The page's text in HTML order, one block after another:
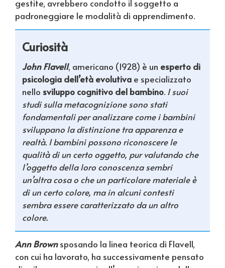
gestite, avrebbero condotto il soggetto a
padroneggiare le modalità di apprendimento.
Curiosità
John Flavell, americano (1928) è un esperto di
psicologia dell’età evolutiva e specializzato
nello sviluppo cognitivo del bambino. I suoi
studi sulla metacognizione sono stati
fondamentali per analizzare come i bambini
sviluppano la distinzione tra apparenza e
realtà. I bambini possono riconoscere le
qualità di un certo oggetto, pur valutando che
l’oggetto della loro conoscenza sembri
un’altra cosa o che un particolare materiale è
di un certo colore, ma in alcuni contesti
sembra essere caratterizzato da un altro
colore.
Ann Brownsposando la linea teorica di Flavell,
con cui ha lavorato, ha successivamente pensato